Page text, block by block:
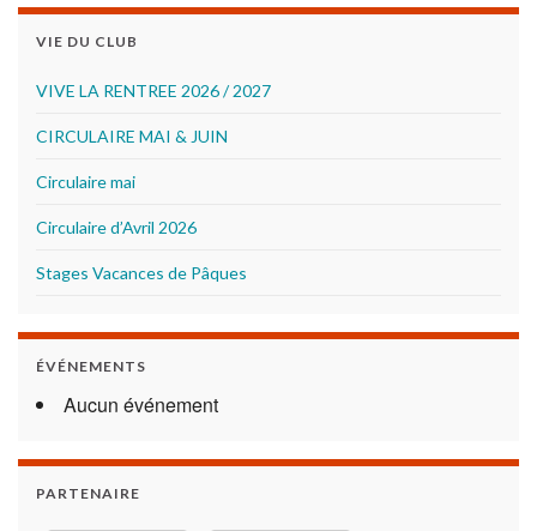
VIE DU CLUB
VIVE LA RENTREE 2026 / 2027
CIRCULAIRE MAI & JUIN
Circulaire mai
Circulaire d’Avril 2026
Stages Vacances de Pâques
ÉVÉNEMENTS
Aucun événement
PARTENAIRE